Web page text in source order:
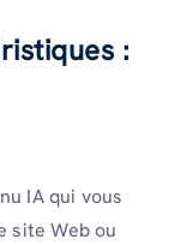
:
IA qui vous
site Web ou